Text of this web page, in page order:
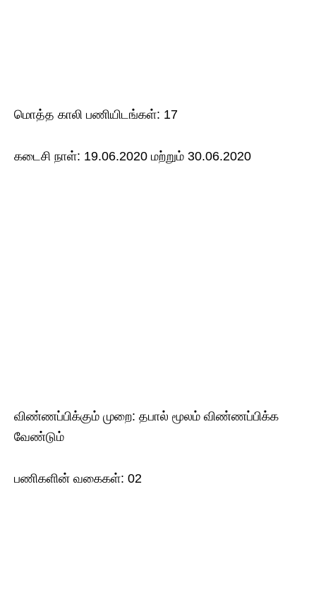
மொத்த காலி பணியிடங்கள்: 17
கடைசி நாள்: 19.06.2020 மற்றும் 30.06.2020
விண்ணப்பிக்கும் முறை: தபால் மூலம் விண்ணப்பிக்க
வேண்டும்
பணிகளின் வகைகள்: 02